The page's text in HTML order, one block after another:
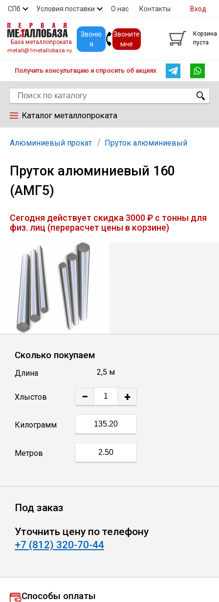
СПб Условия поставки О нас Контакты
Скидки Прайс Покупателям
Вход
База металлопроката
metall@1metallobaza.ru
Звоню
я
Звоните
мне
Корзина
пуста
Получить консультацию и спросить об акциях
Каталог металлопроката
Арматура
Труба профильная
Труба
Лист
Уголок
Балка
Швеллер
Катанка
Профлист
Винтовые сваи
Алюминиевый прокат Пруток алюминиевый
Пруток алюминиевый 160
(АМГ5)
Сегодня действует скидка 3000 ₽ с тонны для
физ. лиц (перерасчет цены в корзине)
Сколько покупаем
Длина 2,5 м
Хлыстов − +
Килограмм
Метров
Под заказ
Уточнить цену по телефону
+7 (812) 320-70-44
Способы оплаты